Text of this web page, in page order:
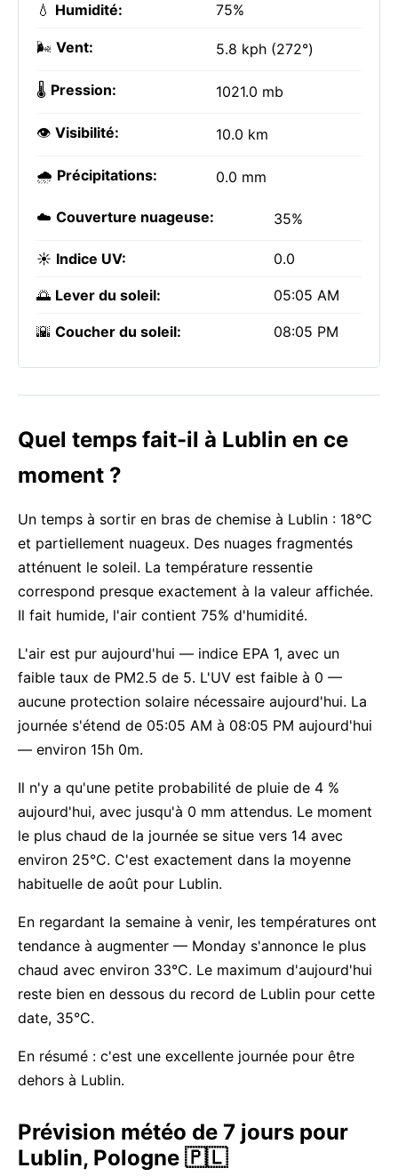
💧 Humidité: 75%
🌬️ Vent: 5.8 kph (272°)
🌡️ Pression: 1021.0 mb
👁️ Visibilité: 10.0 km
🌧️ Précipitations: 0.0 mm
☁️ Couverture nuageuse: 35%
☀️ Indice UV: 0.0
🌅 Lever du soleil: 05:05 AM
🌇 Coucher du soleil: 08:05 PM
Quel temps fait-il à Lublin en ce
moment ?
Un temps à sortir en bras de chemise à Lublin : 18°C
et partiellement nuageux. Des nuages fragmentés
atténuent le soleil. La température ressentie
correspond presque exactement à la valeur affichée.
Il fait humide, l'air contient 75% d'humidité.
L'air est pur aujourd'hui — indice EPA 1, avec un
faible taux de PM2.5 de 5. L'UV est faible à 0 —
aucune protection solaire nécessaire aujourd'hui. La
journée s'étend de 05:05 AM à 08:05 PM aujourd'hui
— environ 15h 0m.
Il n'y a qu'une petite probabilité de pluie de 4 %
aujourd'hui, avec jusqu'à 0 mm attendus. Le moment
le plus chaud de la journée se situe vers 14 avec
environ 25°C. C'est exactement dans la moyenne
habituelle de août pour Lublin.
En regardant la semaine à venir, les températures ont
tendance à augmenter — Monday s'annonce le plus
chaud avec environ 33°C. Le maximum d'aujourd'hui
reste bien en dessous du record de Lublin pour cette
date, 35°C.
En résumé : c'est une excellente journée pour être
dehors à Lublin.
Prévision météo de 7 jours pour
Lublin, Pologne 🇵🇱